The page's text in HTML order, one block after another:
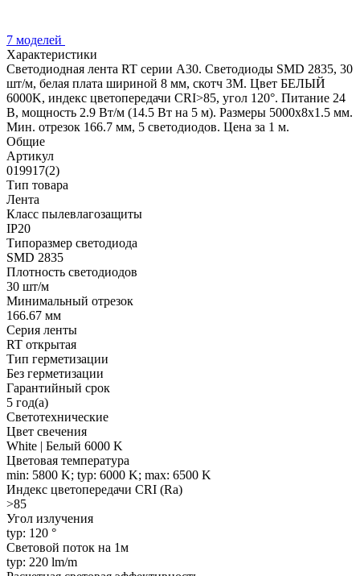
7 моделей
Характеристики
Светодиодная лента RT серии A30. Светодиоды SMD 2835, 30
шт/м, белая плата шириной 8 мм, скотч 3M. Цвет БЕЛЫЙ
6000K, индекс цветопередачи CRI>85, угол 120°. Питание 24
В, мощность 2.9 Вт/м (14.5 Вт на 5 м). Размеры 5000x8x1.5 мм.
Мин. отрезок 166.7 мм, 5 светодиодов. Цена за 1 м.
Общие
Артикул
019917(2)
Тип товара
Лента
Класс пылевлагозащиты
IP20
Типоразмер светодиода
SMD 2835
Плотность светодиодов
30 шт/м
Минимальный отрезок
166.67 мм
Серия ленты
RT открытая
Тип герметизации
Без герметизации
Гарантийный срок
5 год(а)
Светотехнические
Цвет свечения
White | Белый 6000 K
Цветовая температура
min: 5800 K; typ: 6000 K; max: 6500 K
Индекс цветопередачи CRI (Ra)
>85
Угол излучения
typ: 120 °
Световой поток на 1м
typ: 220 lm/m